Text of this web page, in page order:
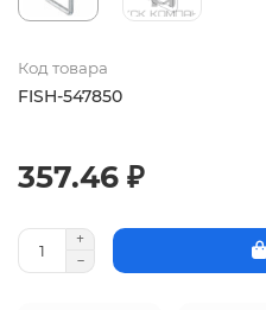
Код товара
FISH-547850
357.46 ₽